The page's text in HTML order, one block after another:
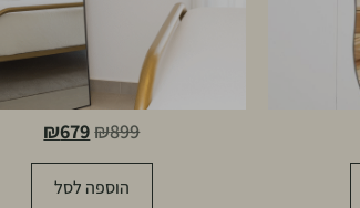
₪899
₪679
הוספה לסל